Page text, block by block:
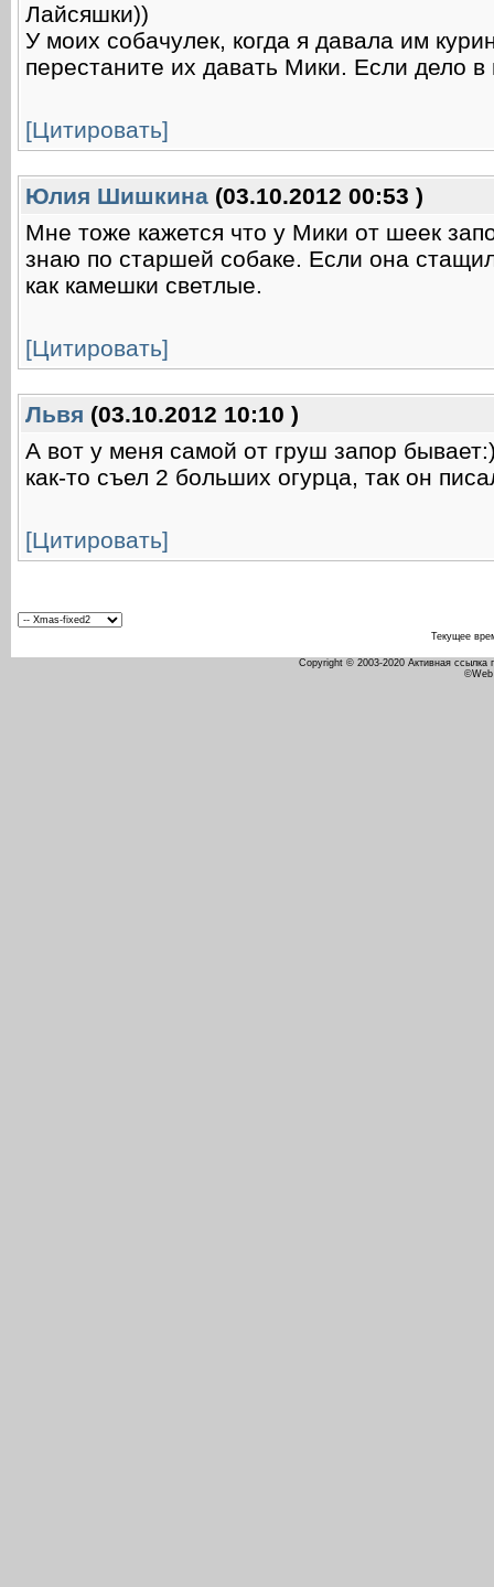
Лайсяшки))
У моих собачулек, когда я давала им
перестаните их давать Мики. Если дело
[Цитировать]
Юлия Шишкина (03.10.2012 00:53 )
Мне тоже кажется что у Мики от шеек
знаю по старшей собаке. Если она
как камешки светлые.
[Цитировать]
Львя (03.10.2012 10:10 )
А вот у меня самой от груш запор
как-то съел 2 больших огурца, так он
[Цитировать]
Текущее
Copyright © 2003-2020 Активная ссылка